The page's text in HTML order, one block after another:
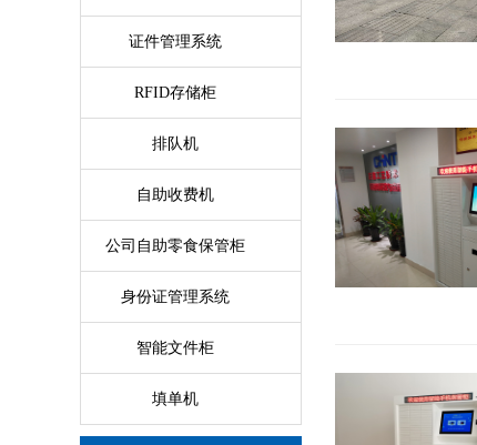
证件管理系统
RFID存储柜
排队机
自助收费机
公司自助零食保管柜
身份证管理系统
智能文件柜
填单机